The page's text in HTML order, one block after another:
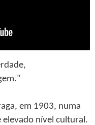
em 1903, numa
elevado nível cultural.